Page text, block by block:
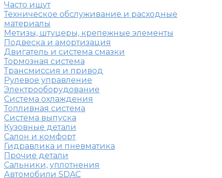
Часто ищут
Техническое обслуживание и расходные
материалы
Метизы, штуцеры, крепежные элементы
Подвеска и амортизация
Двигатель и система смазки
Тормозная система
Трансмиссия и привод
Рулевое управление
Электрооборудование
Система охлаждения
Топливная система
Система выпуска
Кузовные детали
Салон и комфорт
Гидравлика и пневматика
Прочие детали
Сальники, уплотнения
Автомобили SDAC